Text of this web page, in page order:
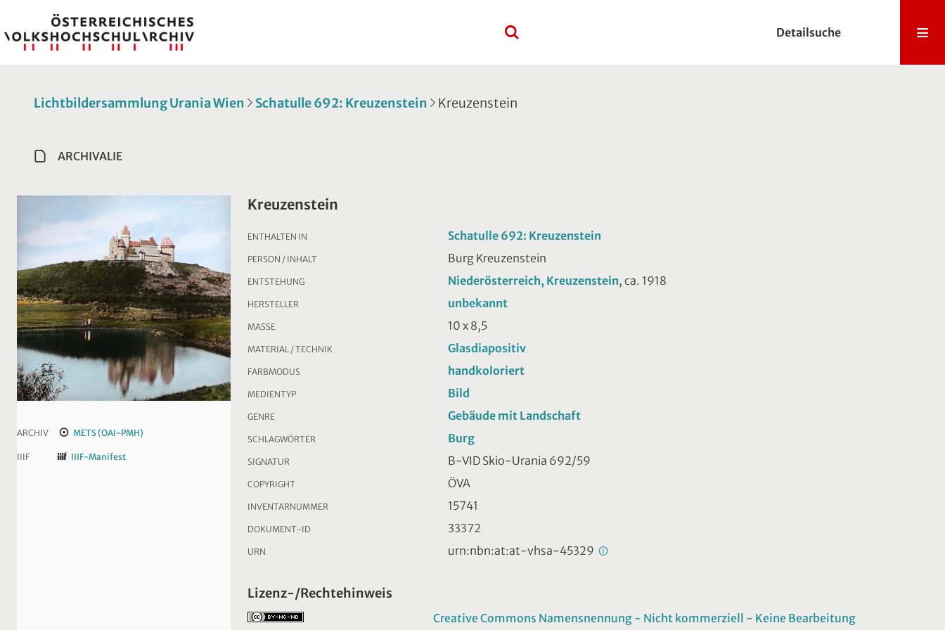
Detailsuche
Lichtbildersammlung Urania Wien Schatulle 692: Kreuzenstein Kreuzenstein
ARCHIVALIE
ARCHIV METS (OAI-PMH)
IIIF IIIF-Manifest
Kreuzenstein
ENTHALTEN IN Schatulle 692: Kreuzenstein
PERSON / INHALT Burg Kreuzenstein
ENTSTEHUNG Niederösterreich, Kreuzenstein, ca. 1918
HERSTELLER unbekannt
MASSE 10 x 8,5
MATERIAL / TECHNIK Glasdiapositiv
FARBMODUS handkoloriert
MEDIENTYP Bild
GENRE Gebäude mit Landschaft
SCHLAGWÖRTER Burg
SIGNATUR B-VID Skio-Urania 692/59
COPYRIGHT ÖVA
INVENTARNUMMER 15741
DOKUMENT-ID 33372
URN urn:nbn:at:at-vhsa-45329
Lizenz-/Rechtehinweis
Creative Commons Namensnennung - Nicht kommerziell - Keine Bearbeitung